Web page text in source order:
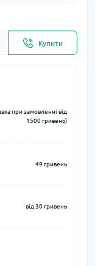
Купити
при замовленні від
1500 гривень)
49 гривень
від 30 гривень